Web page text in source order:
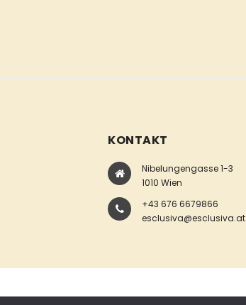
KONTAKT
Nibelungengasse 1-3
1010 Wien
+43 676 6679866
esclusiva@esclusiva.at